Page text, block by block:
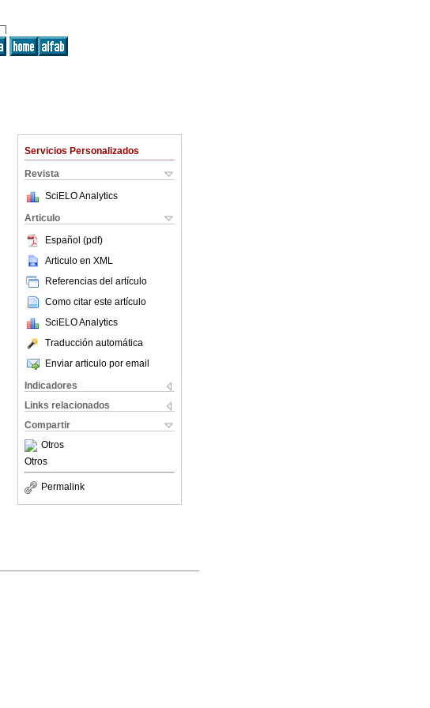
Servicios Personalizados
Revista
SciELO Analytics
Articulo
Español (pdf)
Articulo en XML
Referencias del artículo
Como citar este artículo
SciELO Analytics
Traducción automática
Enviar articulo por email
Indicadores
Links relacionados
Compartir
Otros
Otros
Permalink